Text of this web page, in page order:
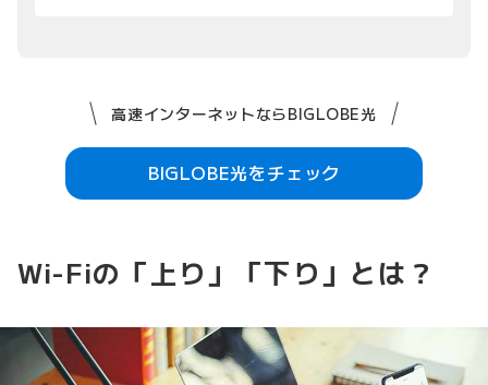
高速インターネットならBIGLOBE光
BIGLOBE光をチェック
Wi-Fiの「上り」「下り」とは？